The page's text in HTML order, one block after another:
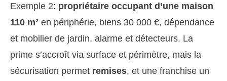
Exemple 2: propriétaire occupant d’une maison
110 m² en périphérie, biens 30 000 €, dépendance
et mobilier de jardin, alarme et détecteurs. La
prime s’accroît via surface et périmètre, mais la
sécurisation permet remises, et une franchise un